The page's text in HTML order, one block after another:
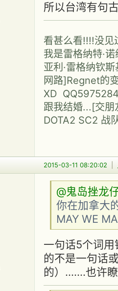
所以台湾有句
看甚么看!!!!没见
我是雷格纳特·
亚利·雷格纳钦
网路]Regnet的
XD
跟我结婚...[交
DOTA2 SC2 战
2015-03-11 08:20:02
@鬼岛挫龙
你在加拿大
MAY WE
一句话5个词
的不是一句话
的）.......也许